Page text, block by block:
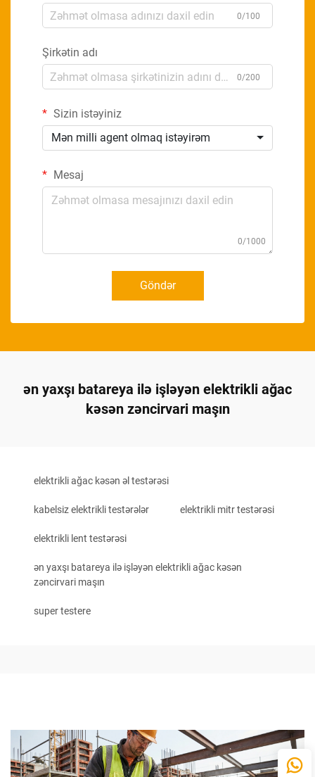
0/100
Şirkətin adı
0/200
Sizin istəyiniz
Mən milli agent olmaq istəyirəm
Mesaj
0/1000
Göndər
ən yaxşı batareya ilə işləyən elektrikli ağac
kəsən zəncirvari maşın
elektrikli ağac kəsən əl testərəsi
kabelsiz elektrikli testərələr elektrikli mitr testərəsi
elektrikli lent testərəsi
ən yaxşı batareya ilə işləyən elektrikli ağac kəsən
zəncirvari maşın
super testere